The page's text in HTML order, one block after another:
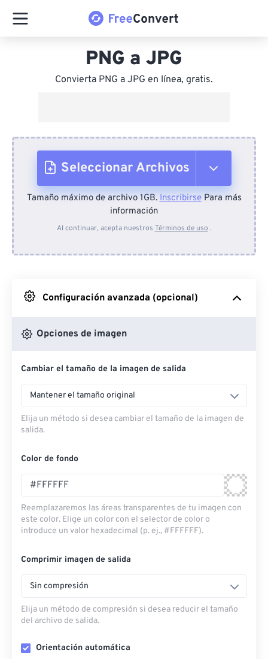
PNG a JPG
Convierta PNG a JPG en línea, gratis.
Seleccionar Archivos
Desde el dispositivo
Desde Google Drive
Desde OneDrive
Desde URL
Tamaño máximo de archivo 1GB.InscribirsePara más
información
Al continuar, acepta nuestros Términos de uso .
Configuración avanzada (opcional)
Opciones de imagen
Cambiar el tamaño de la imagen de salida
Mantener el tamaño original
Elija un método si desea cambiar el tamaño de la imagen de
salida.
Color de fondo
Reemplazaremos las áreas transparentes de tu imagen con
este color. Elige un color con el selector de color o
introduce un valor hexadecimal (p. ej., #FFFFFF).
Comprimir imagen de salida
Sin compresión
Elija un método de compresión si desea reducir el tamaño
del archivo de salida.
Orientación automática